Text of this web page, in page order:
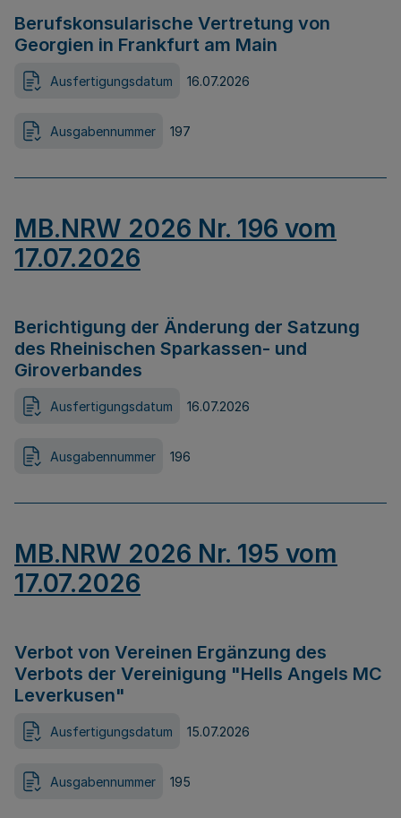
Berufskonsularische Vertretung von
Georgien in Frankfurt am Main
Ausfertigungsdatum 16.07.2026
Ausgabennummer 197
MB.NRW 2026 Nr. 196 vom
17.07.2026
Berichtigung der Änderung der Satzung
des Rheinischen Sparkassen- und
Giroverbandes
Ausfertigungsdatum 16.07.2026
Ausgabennummer 196
MB.NRW 2026 Nr. 195 vom
17.07.2026
Verbot von Vereinen Ergänzung des
Verbots der Vereinigung "Hells Angels MC
Leverkusen"
Ausfertigungsdatum 15.07.2026
Ausgabennummer 195